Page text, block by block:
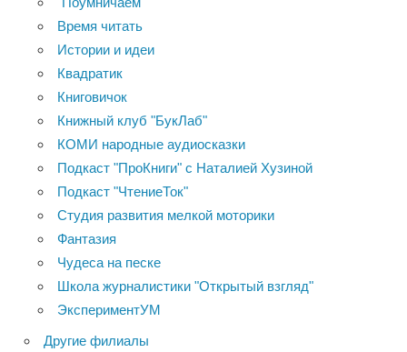
Время читать
Истории и идеи
Квадратик
Книговичок
Книжный клуб "БукЛаб"
КОМИ народные аудиосказки
Подкаст "ПроКниги" с Наталией Хузиной
Подкаст "ЧтениеТок"
Студия развития мелкой моторики
Фантазия
Чудеса на песке
Школа журналистики "Открытый взгляд"
ЭкспериментУМ
Другие филиалы